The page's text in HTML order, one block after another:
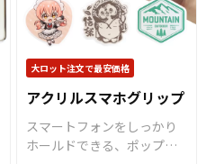
す。カラーは全7色、同系色
のネックストラップが付属
いたしますので、お客様の
デザインに合わせたカラー
選択が可能です。クリアタ
イプのソフトPVCケース片
面 に、色の再現性が高く、
細かいデザインも鮮明に印
大ロット注文で最安価格
アクリルスマホグリップ
スマートフォンをしっかり
ホールドできる、ポップア